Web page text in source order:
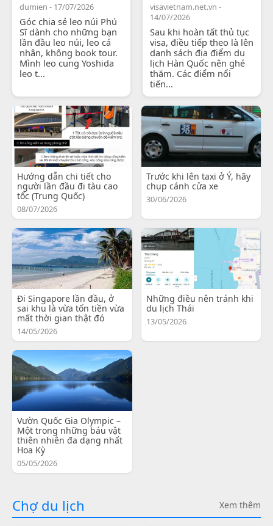
dumien - 17/07/2026
Góc chia sẻ leo núi Phú
Sĩ dành cho những bạn
lần đầu leo núi, leo cá
nhân, không book tour.
Mình leo cung Yoshida
leo t...
visavietnam.net.vn -
14/07/2026
Sau khi hoàn tất thủ tục
visa, điều tiếp theo là lên
danh sách địa điểm du
lịch Hàn Quốc nên ghé
thăm. Các điểm nổi
tiến...
Hướng dẫn chi tiết cho
người lần đầu đi tàu cao
tốc (Trung Quốc)
08/07/2026
Trước khi lên taxi ở Ý, hãy
chụp cánh cửa xe
30/06/2026
Đi Singapore lần đầu, ở
sai khu là vừa tốn tiền vừa
mất thời gian thật đó
14/05/2026
Những điều nên tránh khi
du lịch Thái
13/05/2026
Vườn Quốc Gia Olympic –
Một trong những báu vật
thiên nhiên đa dạng nhất
Hoa Kỳ
05/05/2026
Chợ du lịch Xem thêm